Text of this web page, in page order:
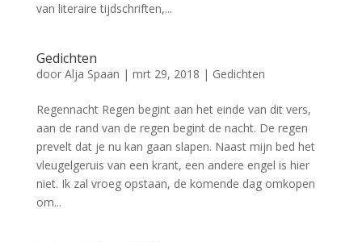
van literaire tijdschriften,...
Gedichten
door Alja Spaan | mrt 29, 2018 | Gedichten
Regennacht Regen begint aan het einde van dit vers,
aan de rand van de regen begint de nacht. De regen
prevelt dat je nu kan gaan slapen. Naast mijn bed het
vleugelgeruis van een krant, een andere engel is hier
niet. Ik zal vroeg opstaan, de komende dag omkopen
om...